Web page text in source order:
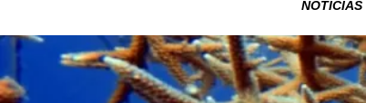
NOTICIAS